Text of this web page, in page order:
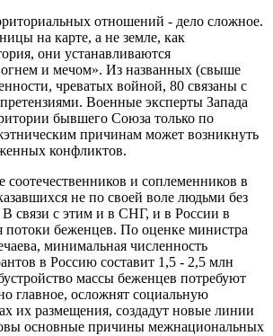
отношений - дело сложное.
на карте, а не земле, как
они устанавливаются
и мечом». Из названных (свыше
чреватых войной, 80 связаны с
Военные эксперты Запада
бывшего Союза только по
причинам может возникнуть
конфликтов.
и соплеменников в
не по своей воле людьми без
В связи с этим и в СНГ, и в России в
беженцев. По оценке министра
минимальная численность
в Россию составит 1,5 - 2,5 млн
массы беженцев потребуют
главное, осложнят социальную
их размещения, создадут новые линии
основные причины межнациональных